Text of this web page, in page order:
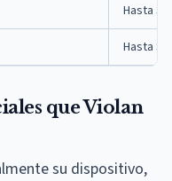
Hasta
Hasta
que Violan
su dispositivo,